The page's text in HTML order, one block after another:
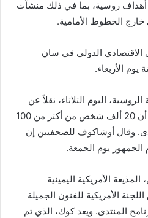
روسية، بما في ذلك منشآت
الخطوط الأمامية.
الاقتصادي الدولي في سان
اليوم الثلاثاء، نقلاً عن
مساعد بوتين، يوري أوشاكوف، أن 20 ألف شخص من أكثر من 100
وقال أوشاكوف للصحفيين إن
الجمهور يوم الجمعة.
الأمريكية اليمينية
الأمريكية للفنون الجميلة
المنتدى. ويعد كوك، الذي تم